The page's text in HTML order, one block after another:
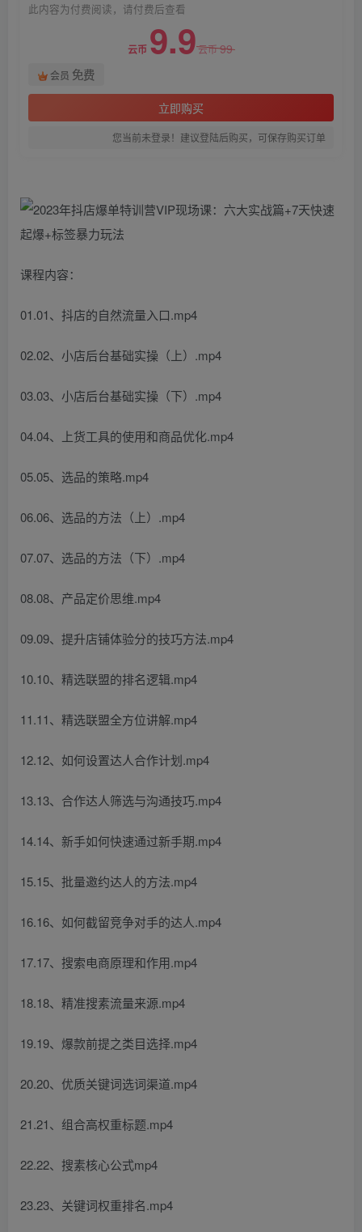
此内容为付费阅读，请付费后查看
云币 9.9云币99
会员 免费
立即购买
您当前未登录！建议登陆后购买，可保存购买订单
课程内容：
01.01、抖店的自然流量入口.mp4
02.02、小店后台基础实操（上）.mp4
03.03、小店后台基础实操（下）.mp4
04.04、上货工具的使用和商品优化.mp4
05.05、选品的策略.mp4
06.06、选品的方法（上）.mp4
07.07、选品的方法（下）.mp4
08.08、产品定价思维.mp4
09.09、提升店铺体验分的技巧方法.mp4
10.10、精选联盟的排名逻辑.mp4
11.11、精选联盟全方位讲解.mp4
12.12、如何设置达人合作计划.mp4
13.13、合作达人筛选与沟通技巧.mp4
14.14、新手如何快速通过新手期.mp4
15.15、批量邀约达人的方法.mp4
16.16、如何截留竞争对手的达人.mp4
17.17、搜索电商原理和作用.mp4
18.18、精准搜素流量来源.mp4
19.19、爆款前提之类目选择.mp4
20.20、优质关键词选词渠道.mp4
21.21、组合高权重标题.mp4
22.22、搜素核心公式mp4
23.23、关键词权重排名.mp4